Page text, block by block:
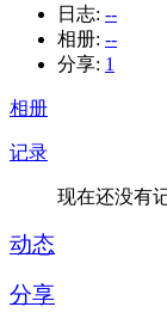
日志: --
相册: --
分享: 1
相册
记录
现在还没有
动态
分享